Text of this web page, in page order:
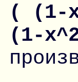
( (1-
(1-